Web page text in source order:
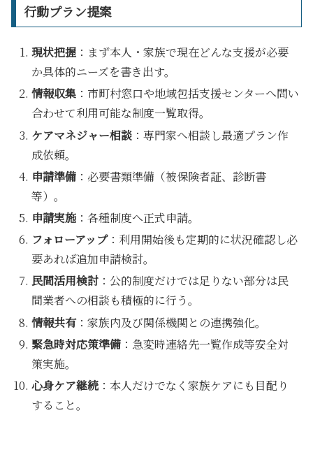
行動プラン提案
現状把握 ：まず本人・家族で現在どんな支援が必要
か具体的ニーズを書き出す。
情報収集 ：市町村窓口や地域包括支援センターへ問い
合わせて利用可能な制度一覧取得。
ケアマネジャー相談 ：専門家へ相談し最適プラン作
成依頼。
申請準備 ：必要書類準備（被保険者証、診断書
等）。
申請実施 ：各種制度へ正式申請。
フォローアップ：利用開始後も定期的に状況確認し必
要あれば追加申請検討。
民間活用検討 ：公的制度だけでは足りない部分は民
間業者への相談も積極的に行う。
情報共有：家族内及び関係機関との連携強化。
緊急時対応策準備 ：急変時連絡先一覧作成等安全対
策実施。
心身ケア継続 ：本人だけでなく家族ケアにも目配り
すること。